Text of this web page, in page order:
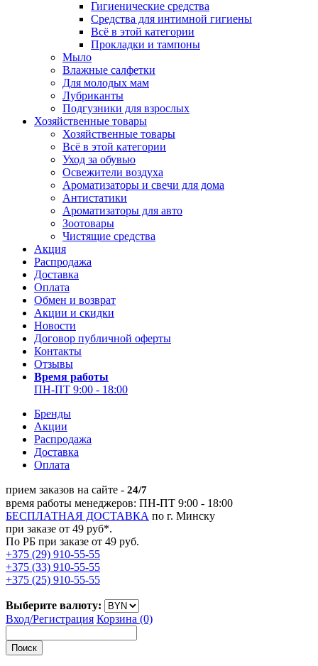
Гигиенические средства
Средства для интимной гигиены
Всё в этой категории
Прокладки и тампоны
Мыло
Влажные салфетки
Для молодых мам
Лубриканты
Подгузники для взрослых
Хозяйственные товары
Хозяйственные товары
Всё в этой категории
Уход за обувью
Освежители воздуха
Ароматизаторы и свечи для дома
Антистатики
Ароматизаторы для авто
Зоотовары
Чистящие средства
Акция
Распродажа
Доставка
Оплата
Обмен и возврат
Акции и скидки
Новости
Договор публичной оферты
Контакты
Отзывы
Время работы
ПН-ПТ 9:00 - 18:00
Бренды
Акции
Распродажа
Доставка
Оплата
прием заказов на сайте - 24/7
время работы менеджеров: ПН-ПТ 9:00 - 18:00
БЕСПЛАТНАЯ ДОСТАВКА по г. Минску
при заказе от 49 руб*.
По РБ при заказе от 49 руб.
+375 (29) 910-55-55
+375 (33) 910-55-55
+375 (25) 910-55-55
Выберите валюту:
Вход/Регистрация Корзина (0)
Поиск